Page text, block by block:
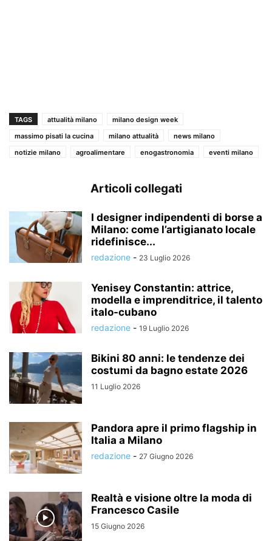
TAGS attualità milano
milano design week
massimo pisati la cucina
milano attualità
news milano
notizie milano
agroalimentare enogastronomia eventi milano
Articoli collegati
I designer indipendenti di borse a
Milano: come l’artigianato locale
ridefinisce...
redazione - 23 Luglio 2026
Yenisey Constantin: attrice,
modella e imprenditrice, il talento
italo-cubano
redazione - 19 Luglio 2026
Bikini 80 anni: le tendenze dei
costumi da bagno estate 2026
11 Luglio 2026
Pandora apre il primo flagship in
Italia a Milano
redazione - 27 Giugno 2026
Realtà e visione oltre la moda di
Francesco Casile
15 Giugno 2026